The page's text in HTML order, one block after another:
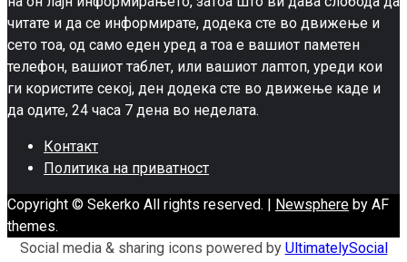
читате и да се информирате, додека сте во движење и
сето тоа, од само еден уред а тоа е вашиот паметен
телефон, вашиот таблет, или вашиот лаптоп, уреди кои
ги користите секој, ден додека сте во движење каде и
да одите, 24 часа 7 дена во неделата.
Контакт
Политика на приватност
Copyright © Sekerko All rights reserved. Newsphere by AF
themes.
Social media & sharing icons powered by UltimatelySocial